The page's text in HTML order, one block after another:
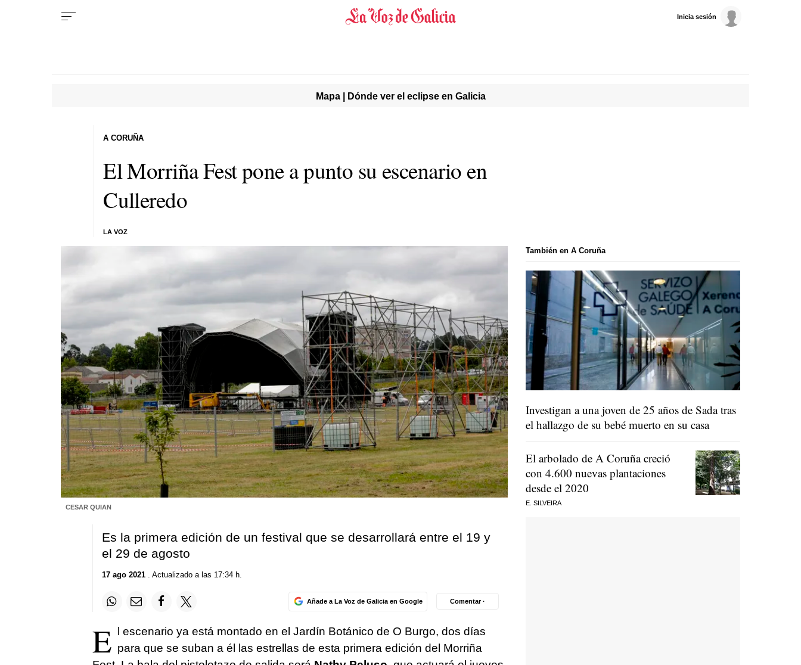
Inicia sesión
Mapa | Dónde ver el eclipse en Galicia
El Morriña Fest pone a punto su escenario en
Culleredo
LA VOZ
A CORUÑA
CESAR QUIAN
Es la primera edición de un festival que se desarrollará entre el 19 y
el 29 de agosto
17 ago 2021. Actualizado a las 17:34 h.
Añade a La Voz de Galicia en Google Comentar ·
E l escenario ya está montado en el Jardín Botánico de O Burgo, dos días
para que se suban a él las estrellas de esta primera edición del Morriña
También en A Coruña
Investigan a una joven de 25 años de Sada tras
el hallazgo de su bebé muerto en su casa
El arbolado de A Coruña creció
con 4.600 nuevas plantaciones
desde el 2020
E. SILVEIRA